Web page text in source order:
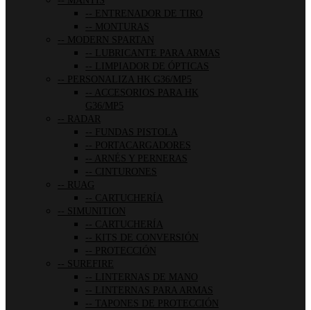
ENTRENADOR DE TIRO
MONTURAS
MODERN SPARTAN
LUBRICANTE PARA ARMAS
LIMPIADOR DE ÓPTICAS
PERSONALIZA HK G36/MP5
ACCESORIOS PARA HK
G36/MP5
RADAR
FUNDAS PISTOLA
PORTACARGADORES
ARNÉS Y PERNERAS
CINTURONES
RUAG
CARTUCHERÍA
SIMUNITION
CARTUCHERÍA
KITS DE CONVERSIÓN
PROTECCIÓN
SUREFIRE
LINTERNAS DE MANO
LINTERNAS PARA ARMAS
TAPONES DE PROTECCIÓN